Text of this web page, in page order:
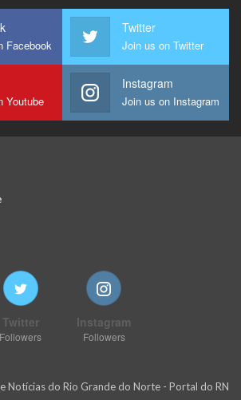
Facebook
Twitter
Join us on Twitter
Youtube
Instagram
Join us on Instagram
Twitter
Followers
Instagram
Followers
Notícias do Rio Grande do Norte - Portal do RN